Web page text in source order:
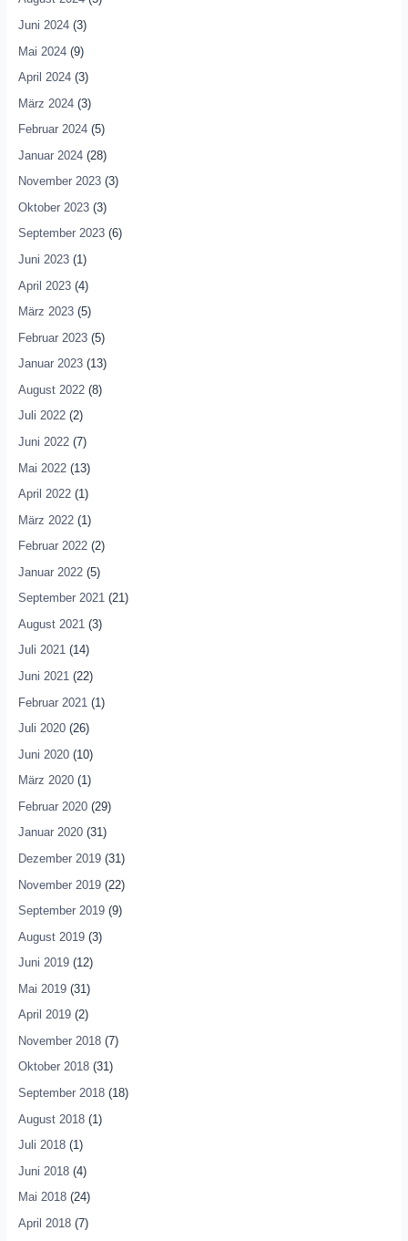
Juni 2024(3)
Mai 2024(9)
April 2024(3)
März 2024(3)
Februar 2024(5)
Januar 2024(28)
November 2023(3)
Oktober 2023(3)
September 2023(6)
Juni 2023(1)
April 2023(4)
März 2023(5)
Februar 2023(5)
Januar 2023(13)
August 2022(8)
Juli 2022(2)
Juni 2022(7)
Mai 2022(13)
April 2022(1)
März 2022(1)
Februar 2022(2)
Januar 2022(5)
September 2021(21)
August 2021 (3)
Juli 2021(14)
Juni 2021(22)
Februar 2021 (1)
Juli 2020(26)
Juni 2020(10)
März 2020(1)
Februar 2020(29)
Januar 2020(31)
Dezember 2019(31)
November 2019(22)
September 2019(9)
August 2019(3)
Juni 2019(12)
Mai 2019(31)
April 2019(2)
November 2018(7)
Oktober 2018(31)
September 2018(18)
August 2018(1)
Juli 2018(1)
Juni 2018(4)
Mai 2018(24)
April 2018(7)